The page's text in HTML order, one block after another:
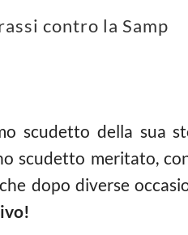
contro la Samp
scudetto della sua
scudetto meritato,
dopo diverse
!